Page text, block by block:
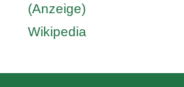
(Anzeige)
Wikipedia